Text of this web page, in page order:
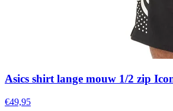
Asics shirt lange mouw 1/2 zip
€49,95